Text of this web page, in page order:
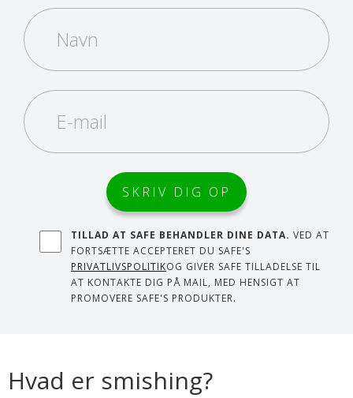
TILLAD AT SAFE BEHANDLER DINE DATA. VED AT
FORTSÆTTE ACCEPTERET DU SAFE'S
PRIVATLIVSPOLITIKOG GIVER SAFE TILLADELSE TIL
AT KONTAKTE DIG PÅ MAIL, MED HENSIGT AT
PROMOVERE SAFE'S PRODUKTER.
Hvad er smishing?